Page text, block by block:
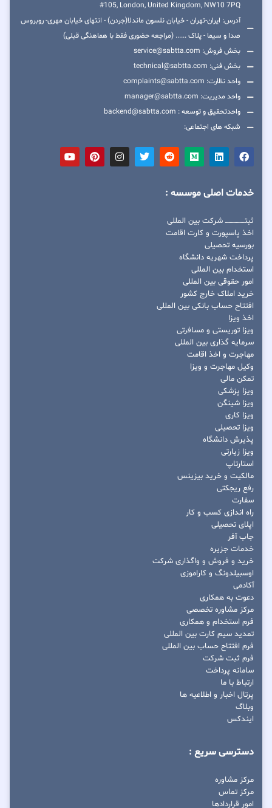
#105, London, United Kingdom, NW10 7PQ
آدرس: ایران-تهران - خیابان نلسون ماندلا(جردن) - انتهای خیابان مهری- روبروس
صدا و سیما - پلاک ...... (مراجعه حضوری فقط با هماهنگی قبلی)
بخش فروش: service@sabtta.com
بخش فنی: technical@sabtta.com
واحد نظارت: complaints@sabtta.com
واحد مدیریت: manager@sabtta.com
واحدتحقیق و توسعه : backend@sabtta.com
شبکه های اجتماعی:
خدمات اصلی موسسه :
ثبتــــــــــــــــ شرکت بین المللی
اخذ پاسپورت و کارت اقامت
بورسیه تحصیلی
پرداخت شهریه دانشگاه
استخدام بین المللی
امور حقوقی بین المللی
خرید املاک خارج کشور
افتتاح حساب بانکی بین المللی
اخذ ویزا
ویزا توریستی و مسافرتی
سرمایه گذاری بین المللی
مهاجرت و اخذ اقامت
وکیل مهاجرت و ویزا
تمکن مالی
ویزا پزشکی
ویزا شینگن
ویزا کاری
ویزا تحصیلی
پذیرش دانشگاه
ویزا زیارتی
استارتاپ
مالکیت و خرید بیزینس
رفع ریجکتی
سفارت
راه اندازی کسب و کار
اپلای تحصیلی
جاب آفر
خدمات جزیره
خرید و فروش و واگذاری شرکت
اوسبیلدونگ و کاراموزی
آکادمی
دعوت به همکاری
مرکز مشاوره تخصصی
فرم استخدام و همکاری
تمدید سیم کارت بین المللی
فرم افتتاح حساب بین المللی
فرم ثبت شرکت
سامانه پرداخت
ارتباط با ما
پرتال اخبار و اطلاعیه ها
وبلاگ
ایندکس
دسترسی سریع :
مرکز مشاوره
مرکز تماس
امور قراردادها